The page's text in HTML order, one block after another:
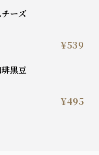
チーズ
¥539
琲黒豆
¥495